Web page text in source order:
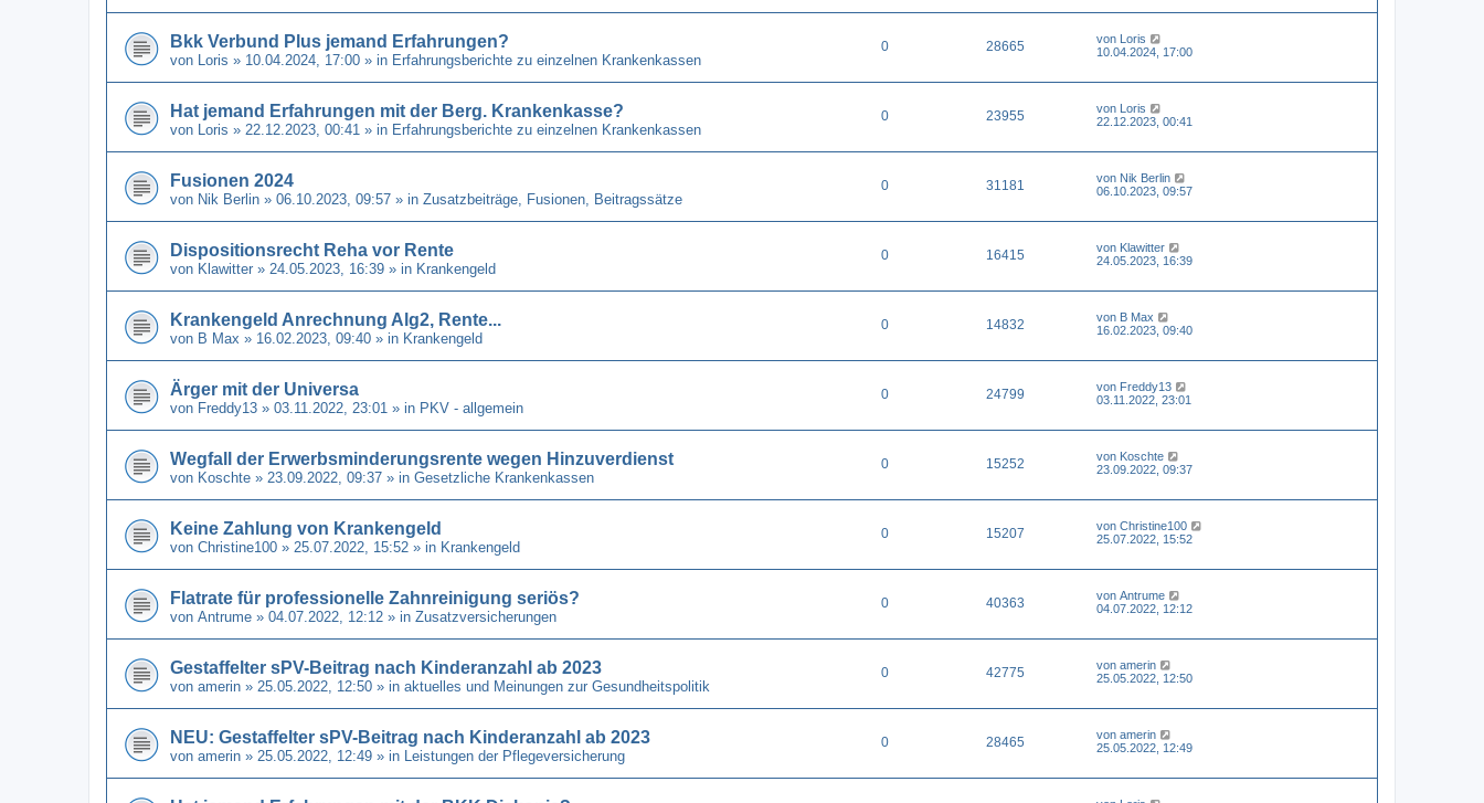
Bkk Verbund Plus jemand Erfahrungen?
von Loris » 10.04.2024, 17:00 » in Erfahrungsberichte zu einzelnen Krankenkassen
0 28665 von Loris
10.04.2024, 17:00
Hat jemand Erfahrungen mit der Berg. Krankenkasse?
von Loris » 22.12.2023, 00:41 » in Erfahrungsberichte zu einzelnen Krankenkassen
0 23955 von Loris
22.12.2023, 00:41
Fusionen 2024
von Nik Berlin » 06.10.2023, 09:57 » in Zusatzbeiträge, Fusionen, Beitragssätze
0 31181 von Nik Berlin
06.10.2023, 09:57
Dispositionsrecht Reha vor Rente
von Klawitter » 24.05.2023, 16:39 » in Krankengeld
0 16415 von Klawitter
24.05.2023, 16:39
Krankengeld Anrechnung Alg2, Rente...
von B Max » 16.02.2023, 09:40 » in Krankengeld
0 14832 von B Max
16.02.2023, 09:40
Ärger mit der Universa
von Freddy13 » 03.11.2022, 23:01 » in PKV - allgemein
0 24799 von Freddy13
03.11.2022, 23:01
Wegfall der Erwerbsminderungsrente wegen Hinzuverdienst
von Koschte » 23.09.2022, 09:37 » in Gesetzliche Krankenkassen
0 15252 von Koschte
23.09.2022, 09:37
Keine Zahlung von Krankengeld
von Christine100 » 25.07.2022, 15:52 » in Krankengeld
0 15207 von Christine100
25.07.2022, 15:52
Flatrate für professionelle Zahnreinigung seriös?
von Antrume » 04.07.2022, 12:12 » in Zusatzversicherungen
0 40363 von Antrume
04.07.2022, 12:12
Gestaffelter sPV-Beitrag nach Kinderanzahl ab 2023
von amerin » 25.05.2022, 12:50 » in aktuelles und Meinungen zur Gesundheitspolitik
0 42775 von amerin
25.05.2022, 12:50
NEU: Gestaffelter sPV-Beitrag nach Kinderanzahl ab 2023
von amerin » 25.05.2022, 12:49 » in Leistungen der Pflegeversicherung
0 28465 von amerin
25.05.2022, 12:49